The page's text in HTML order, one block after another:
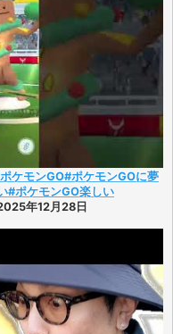
ケモンGO#ポケモンGOに夢
#ポケモンGO楽しい
年12月28日